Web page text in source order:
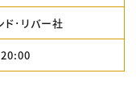
ド･リバー社